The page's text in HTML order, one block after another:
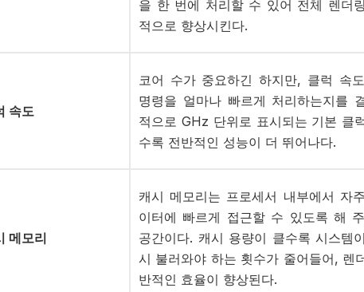
을 한 번에 처리할 수 있어 전체 렌더
적으로 향상시킨다.
속도
코어 수가 중요하긴 하지만, 클럭 속
명령을 얼마나 빠르게 처리하는지를
적으로 GHz 단위로 표시되는 기본 클
수록 전반적인 성능이 더 뛰어나다.
메모리
캐시 메모리는 프로세서 내부에서 자주
이터에 빠르게 접근할 수 있도록 해
공간이다. 캐시 용량이 클수록 시스템
시 불러와야 하는 횟수가 줄어들어, 렌
반적인 효율이 향상된다.